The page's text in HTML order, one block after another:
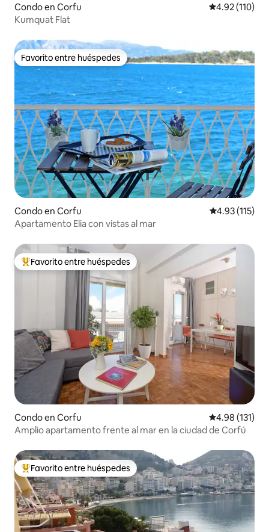
Condo en Corfu Calificación
4.92 (110)
Kumquat Flat
Favorito entre huéspedes
Favorito entre huéspedes
Condo en Corfu Calificación
4.93 (115)
Apartamento Elia con vistas al mar
Favorito entre huéspedes preferido
Favorito entre huéspedes
Condo en Corfu Calificación
4.98 (131)
Amplio apartamento frente al mar en la ciudad de Corfú
Favorito entre huéspedes preferido
Favorito entre huéspedes